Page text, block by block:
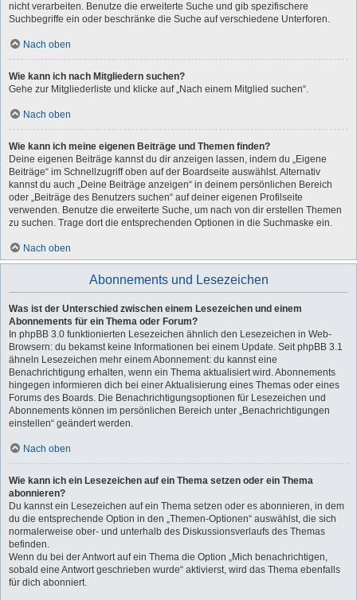
nicht verarbeiten. Benutze die erweiterte Suche und gib spezifischere
Suchbegriffe ein oder beschränke die Suche auf verschiedene Unterforen.
Nach oben
Wie kann ich nach Mitgliedern suchen?
Gehe zur Mitgliederliste und klicke auf „Nach einem Mitglied suchen“.
Nach oben
Wie kann ich meine eigenen Beiträge und Themen finden?
Deine eigenen Beiträge kannst du dir anzeigen lassen, indem du „Eigene
Beiträge“ im Schnellzugriff oben auf der Boardseite auswählst. Alternativ
kannst du auch „Deine Beiträge anzeigen“ in deinem persönlichen Bereich
oder „Beiträge des Benutzers suchen“ auf deiner eigenen Profilseite
verwenden. Benutze die erweiterte Suche, um nach von dir erstellen Themen
zu suchen. Trage dort die entsprechenden Optionen in die Suchmaske ein.
Nach oben
Abonnements und Lesezeichen
Was ist der Unterschied zwischen einem Lesezeichen und einem
Abonnements für ein Thema oder Forum?
In phpBB 3.0 funktionierten Lesezeichen ähnlich den Lesezeichen in Web-
Browsern: du bekamst keine Informationen bei einem Update. Seit phpBB 3.1
ähneln Lesezeichen mehr einem Abonnement: du kannst eine
Benachrichtigung erhalten, wenn ein Thema aktualisiert wird. Abonnements
hingegen informieren dich bei einer Aktualisierung eines Themas oder eines
Forums des Boards. Die Benachrichtigungsoptionen für Lesezeichen und
Abonnements können im persönlichen Bereich unter „Benachrichtigungen
einstellen“ geändert werden.
Nach oben
Wie kann ich ein Lesezeichen auf ein Thema setzen oder ein Thema
abonnieren?
Du kannst ein Lesezeichen auf ein Thema setzen oder es abonnieren, in dem
du die entsprechende Option in den „Themen-Optionen“ auswählst, die sich
normalerweise ober- und unterhalb des Diskussionsverlaufs des Themas
befinden.
Wenn du bei der Antwort auf ein Thema die Option „Mich benachrichtigen,
sobald eine Antwort geschrieben wurde“ aktivierst, wird das Thema ebenfalls
für dich abonniert.